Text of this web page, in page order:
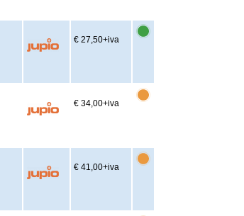
€ 27,50+iva
€ 34,00+iva
€ 41,00+iva